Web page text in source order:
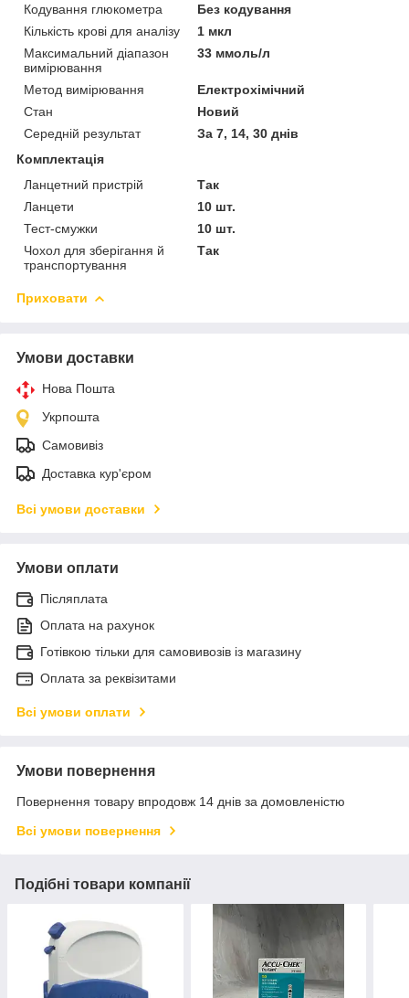
Кодування глюкометра
Без кодування
Кількість крові для аналізу
1 мкл
Максимальний діапазон
вимірювання
33 ммоль/л
Метод вимірювання
Електрохімічний
Стан
Новий
Середній результат
За 7, 14, 30 днів
Комплектація
Ланцетний пристрій
Так
Ланцети
10 шт.
Тест-смужки
10 шт.
Чохол для зберігання й
транспортування
Так
Приховати
Умови доставки
Нова Пошта
Укрпошта
Самовивіз
Доставка кур'єром
Всі умови доставки
Умови оплати
Післяплата
Оплата на рахунок
Готівкою тільки для самовивозів із магазину
Оплата за реквізитами
Всі умови оплати
Умови повернення
Повернення товару впродовж 14 днів за домовленістю
Всі умови повернення
Подібні товари компанії